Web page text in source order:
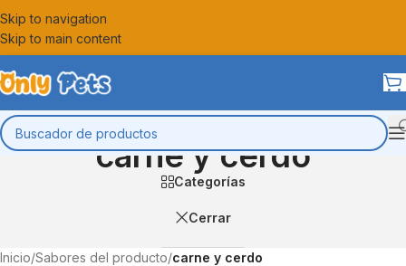
Skip to navigation
Skip to main content
carne y cerdo
Categorías
Cerrar
Inicio/Sabores del producto/carne y cerdo